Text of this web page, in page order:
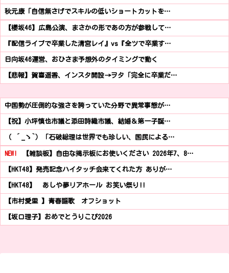
秋元康「自信無さげでスキルの低いショートカットを…
【櫻坂46】広島公演、まさかの形であの方が参戦して…
『配信ライブで卒業した清宮レイ』vs『全ツで卒業す…
日向坂46運営、おひさま予想外のタイミングで動く
【悲報】賀喜遥香、インスタ開設→ヲタ「完全に卒業だ…
中国勢が圧倒的な強さを誇っていた分野で異常事態が…
【祝】小坪慎也市議と添田詩織市議、結婚＆第一子誕…
（ ´_ゝ`）「石破総理は世界でも珍しい、国民による…
NEW! 【雑談板】自由な掲示板にお使いください 2026年7、8…
【HKT48】発売記念ハイタッチ会来てくれた方 ありが…
【HKT48】 あしや夢リアホール お笑い祭り!!
【市村愛里 】青春謳歌 オフショット
【坂口理子】おめでとうりこぴ2026